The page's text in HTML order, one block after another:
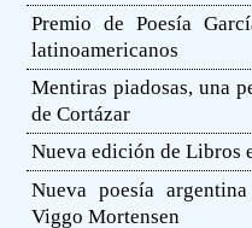
Premio de Poesía
latinoamericanos
Mentiras piadosas, una
de Cortázar
Nueva edición de Libros
Nueva poesía
Viggo Mortensen